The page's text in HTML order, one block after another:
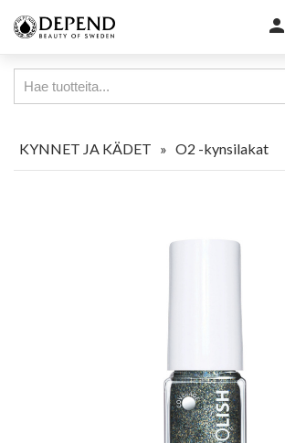

KYNNET JA KÄDET » O2 -kynsilakat